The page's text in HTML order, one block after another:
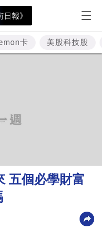
報》
卡 美股科技股
五個必學財富